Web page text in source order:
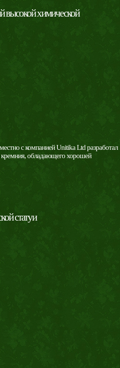
высокой химической
с компанией Unitika Ltd разработал
кремния, обладающего хорошей
статуи